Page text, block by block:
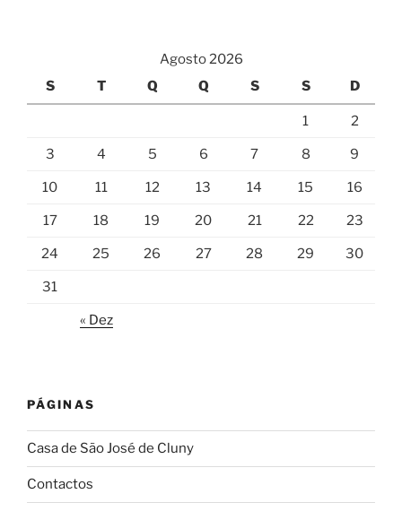
Agosto 2026
S
T Q Q S S D
1 2
3 4 5 6 7 8 9
10 11 12 13 14 15 16
17 18 19 20 21 22 23
24 25 26 27 28 29 30
31
« Dez
PÁGINAS
Casa de São José de Cluny
Contactos